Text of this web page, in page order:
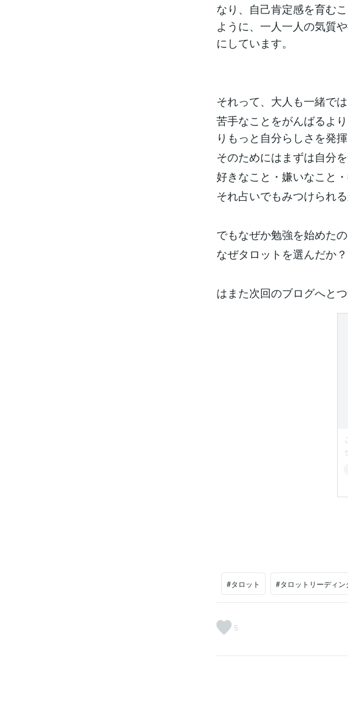
なり、自己肯定感を育む
ように、一人一人の気質
にしています。
それって、大人も一緒で
苦手なことをがんばるよ
りもっと自分らしさを発
そのためにはまずは自分を
好きなこと・嫌いなこと
それ占いでもみつけられ
でもなぜか勉強を始めた
なぜタロットを選んだか？
はまた次回のブログへとつ
#タロット #タロットリーディン
5